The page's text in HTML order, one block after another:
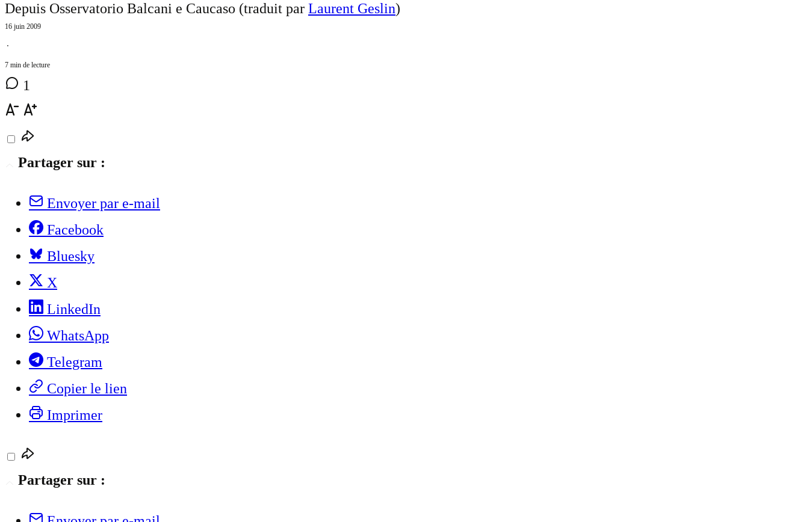
Depuis Osservatorio Balcani e Caucaso (traduit par Laurent Geslin)
16 juin 2009
⋅
7 min de lecture
1
Partager sur :
Envoyer par e-mail
Facebook
Bluesky
X
LinkedIn
WhatsApp
Telegram
Copier le lien
Imprimer
Partager sur :